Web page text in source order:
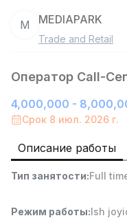
Руководитель
ASIAN
Full time job
Ish joyidan
4,280,000 sum/
M MEDIAPARK
Trade and Retail
Оператор Call-
4,000,000 -
Срок 8 июл. 2026 г.
Описание работы
Тип занятости:Full
Режим работы:Ish